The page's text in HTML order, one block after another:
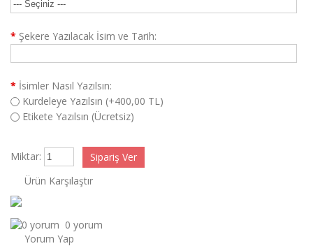
* Şekere Yazılacak İsim ve Tarih:
* İsimler Nasıl Yazılsın:
Kurdeleye Yazılsın (+400,00 TL)
Etikete Yazılsın (Ücretsiz)
Miktar:
Ürün Karşılaştır
0 yorum
Yorum Yap